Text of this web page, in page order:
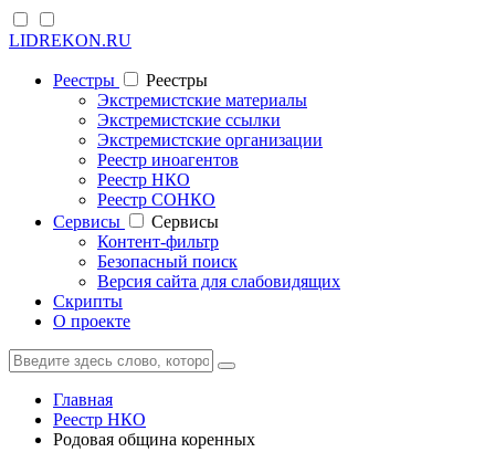
LIDREKON.RU
Реестры
Реестры
Экстремистские материалы
Экстремистские ссылки
Экстремистские организации
Реестр иноагентов
Реестр НКО
Реестр СОНКО
Cервисы
Cервисы
Контент-фильтр
Безопасный поиск
Версия сайта для слабовидящих
Скрипты
О проекте
Главная
Реестр НКО
Родовая община коренных